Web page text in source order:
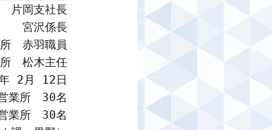
片岡支社長
宮沢係長
　赤羽職員
　松木主任
2月 12日
業所　30名
業所　30名